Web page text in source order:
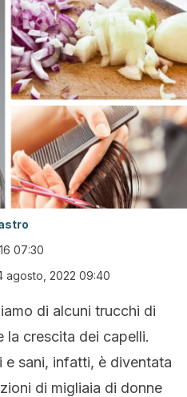
07:30
agosto, 2022 09:40
di alcuni trucchi di
la crescita dei capelli.
e sani, infatti, è diventata
di migliaia di donne